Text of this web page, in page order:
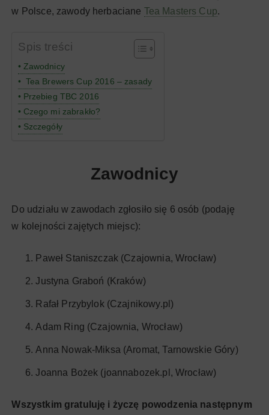
w Polsce, zawody herbaciane Tea Masters Cup.
Spis treści
Zawodnicy
Tea Brewers Cup 2016 – zasady
Przebieg TBC 2016
Czego mi zabrakło?
Szczegóły
Zawodnicy
Do udziału w zawodach zgłosiło się 6 osób (podaję
w kolejności zajętych miejsc):
Paweł Staniszczak (Czajownia, Wrocław)
Justyna Graboń (Kraków)
Rafał Przybylok (Czajnikowy.pl)
Adam Ring (Czajownia, Wrocław)
Anna Nowak-Miksa (Aromat, Tarnowskie Góry)
Joanna Bożek (joannabozek.pl, Wrocław)
Wszystkim gratuluję i życzę powodzenia następnym